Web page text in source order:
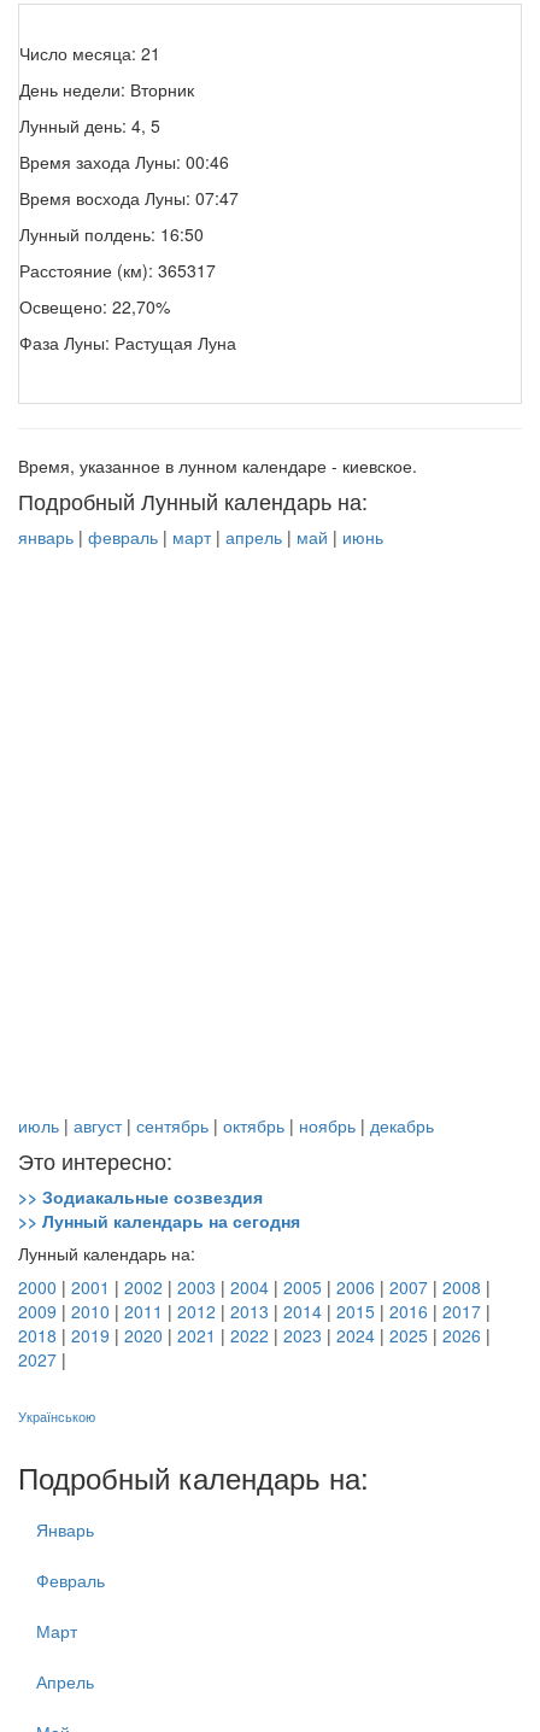
Число месяца: 21
День недели: Вторник
Лунный день: 4, 5
Время захода Луны: 00:46
Время восхода Луны: 07:47
Лунный полдень: 16:50
Расстояние (км): 365317
Освещено: 22,70%
Фаза Луны: Растущая Луна
Время, указанное в лунном календаре - киевское.
Подробный Лунный календарь на:
январь | февраль | март| апрель | май | июнь
июль | август| сентябрь | октябрь | ноябрь | декабрь
Это интересно:
>> Зодиакальные созвездия
>> Лунный календарь на сегодня
Лунный календарь на:
2000 | 2001 | 2002 | 2003 | 2004 | 2005 | 2006 | 2007 | 2008 |
2009 | 2010 | 2011 | 2012 | 2013 | 2014 | 2015 | 2016 | 2017 |
2018 | 2019 | 2020 | 2021 | 2022 | 2023 | 2024 | 2025 | 2026 |
2027 |
Українською
Подробный календарь на:
Январь
Февраль
Март
Апрель